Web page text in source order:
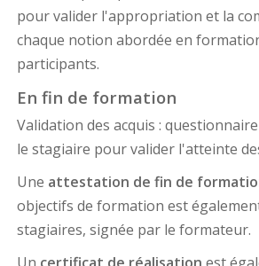
pour valider l'appropriation et la
chaque notion abordée en
participants.
En fin de formation
Validation des acquis :
le stagiaire pour valider l'atteinte
Une attestation de fin de
objectifs de formation est
stagiaires, signée par le formateur.